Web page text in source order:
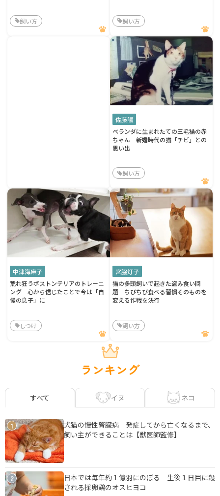
飼い方 飼い方
佐藤陽
ベランダに生まれたての三毛猫の赤
ちゃん 新婚時代の猫「チビ」との
思い出
飼い方
中津海麻子
荒れ狂うボストンテリアのトレーニ
ング 心から信じたことで今は「自
慢の息子」に
しつけ
宮脇灯子
猫の多頭飼いで起きた盗み食い問
題 ちびちび食べる習慣そのものを
変える作戦を決行
飼い方
ランキング
すべて イヌ ネコ
1
犬猫の慢性腎臓病 発症してから亡くなるまで、
飼い主ができることは【獣医師監修】
2
日本では毎年約１億羽にのぼる 生後１日目に殺
される採卵鶏のオスヒヨコ